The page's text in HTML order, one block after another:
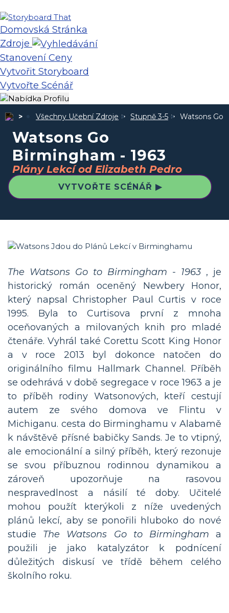
Domovská Stránka
Zdroje
Stanovení Ceny
Vytvořit Storyboard
Vytvořte Scénář
Všechny Učební Zdroje Stupně 3-5 Watsons Go
Watsons Go
Birmingham - 1963
Plány Lekcí od Elizabeth Pedro
VYTVOŘTE SCÉNÁŘ ▶
The Watsons Go to Birmingham - 1963, je
historický román oceněný Newbery Honor,
který napsal Christopher Paul Curtis v roce
1995. Byla to Curtisova první z mnoha
oceňovaných a milovaných knih pro mladé
čtenáře. Vyhrál také Corettu Scott King Honor
a v roce 2013 byl dokonce natočen do
originálního filmu Hallmark Channel. Příběh
se odehrává v době segregace v roce 1963 a je
to příběh rodiny Watsonových, kteří cestují
autem ze svého domova ve Flintu v
Michiganu. cesta do Birminghamu v Alabamě
k návštěvě přísné babičky Sands. Je to vtipný,
ale emocionální a silný příběh, který rezonuje
se svou příbuznou rodinnou dynamikou a
zároveň upozorňuje na rasovou
nespravedlnost a násilí té doby. Učitelé
mohou použít kterýkoli z níže uvedených
plánů lekcí, aby se ponořili hluboko do nové
studie The Watsons Go to Birmingham a
použili je jako katalyzátor k podnícení
důležitých diskusí ve třídě během celého
školního roku.